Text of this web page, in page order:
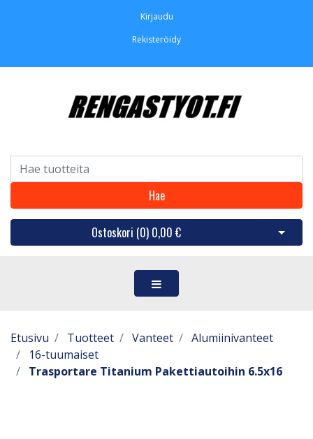
Kirjaudu
Rekisteröidy
Hae
Ostoskori (0) 0,00 € Avaa
Etusivu Tuotteet Vanteet
Alumiinivanteet
16-tuumaiset
Trasportare Titanium Pakettiautoihin 6.5x16